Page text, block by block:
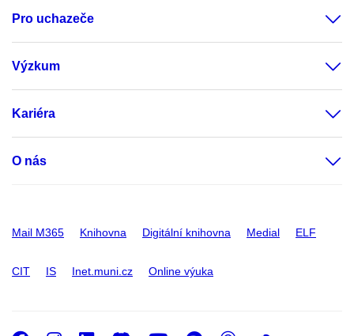
Pro uchazeče
Výzkum
Kariéra
O nás
Mail M365 Knihovna Digitální knihovna Medial ELF
CIT IS Inet.muni.cz Online výuka